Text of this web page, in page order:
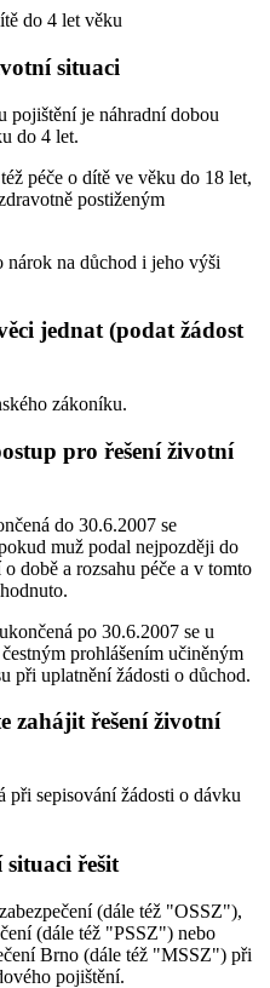
do 4 let věku
situaci
pojištění je náhradní dobou
do 4 let.
péče o dítě ve věku do 18 let,
postiženým
nárok na důchod i jeho výši
jednat (podat žádost
zákoníku.
pro řešení životní
do 30.6.2007 se
muž podal nejpozději do
době a rozsahu péče a v tomto
po 30.6.2007 se u
prohlášením učiněným
při uplatnění žádosti o důchod.
zahájit řešení životní
při sepisování žádosti o dávku
řešit
(dále též "OSSZ"),
(dále též "PSSZ") nebo
Brno (dále též "MSSZ") při
pojištění.